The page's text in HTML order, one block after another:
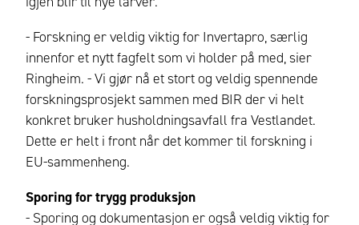
- Forskning er veldig viktig for Invertapro, særlig
innenfor et nytt fagfelt som vi holder på med, sier
Ringheim. - Vi gjør nå et stort og veldig spennende
forskningsprosjekt sammen med BIR der vi helt
konkret bruker husholdningsavfall fra Vestlandet.
Dette er helt i front når det kommer til forskning i
EU-sammenheng.
Sporing for trygg produksjon
- Sporing og dokumentasjon er også veldig viktig for